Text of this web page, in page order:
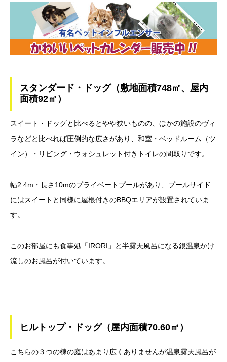
スタンダード・ドッグ（敷地面積748㎡、屋内
面積92㎡）
スイート・ドッグと比べるとやや狭いものの、ほかの施設のヴィ
ラなどと比べれば圧倒的な広さがあり、和室・ベッドルーム（ツ
イン）・リビング・ウォシュレット付きトイレの間取りです。
幅2.4m・長さ10mのプライベートプールがあり、プールサイド
にはスイートと同様に屋根付きのBBQエリアが設置されていま
す。
このお部屋にも食事処「IRORI」と半露天風呂になる銀温泉かけ
流しのお風呂が付いています。
ヒルトップ・ドッグ（屋内面積70.60㎡）
こちらの３つの棟の庭はあまり広くありませんが温泉露天風呂が